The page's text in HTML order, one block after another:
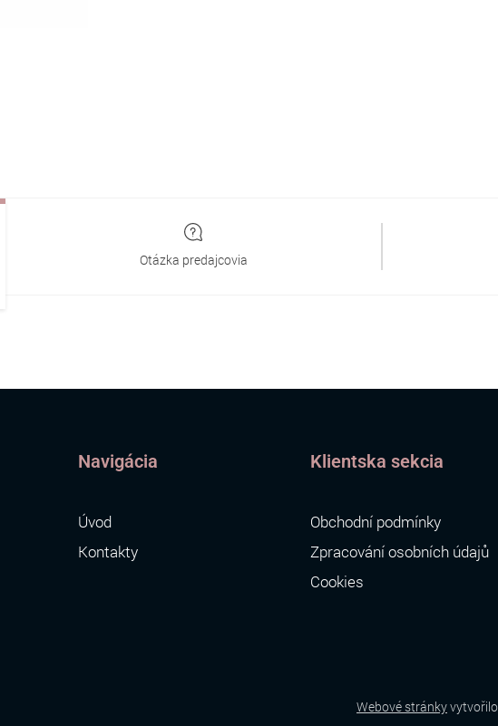
Otázka predajcovia
Navigácia
Úvod
Kontakty
Klientska sekcia
Obchodní podmínky
Zpracování osobních údajů
Cookies
Webové stránkyvytvořilo